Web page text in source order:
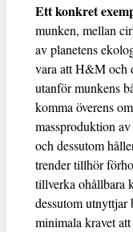
Ett konkret
munken, mellan
av planetens
vara att H&M och
utanför munkens
komma överens
massproduktion
och dessutom
trender tillhör
tillverka ohållbara
dessutom
minimala kravet